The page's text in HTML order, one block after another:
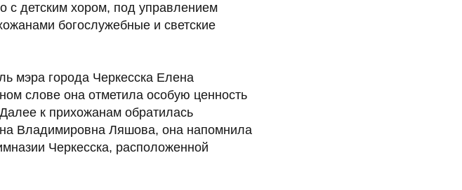
с детским хором, под управлением
богослужебные и светские
мэра города Черкесска Елена
слове она отметила особую ценность
к прихожанам обратилась
Владимировна Ляшова, она напомнила
Черкесска, расположенной